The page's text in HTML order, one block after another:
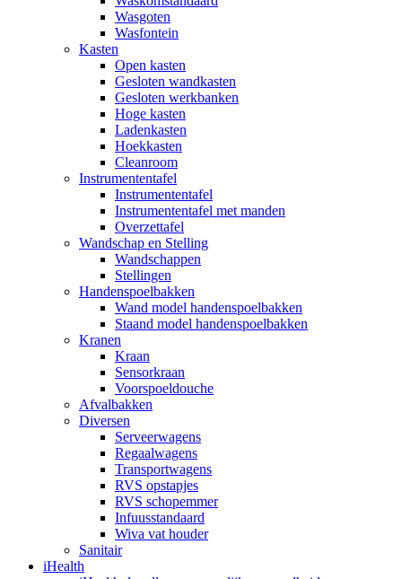
Wasgoten
Wasfontein
Kasten
Open kasten
Gesloten wandkasten
Gesloten werkbanken
Hoge kasten
Ladenkasten
Hoekkasten
Cleanroom
Instrumententafel
Instrumententafel
Instrumententafel met manden
Overzettafel
Wandschap en Stelling
Wandschappen
Stellingen
Handenspoelbakken
Wand model handenspoelbakken
Staand model handenspoelbakken
Kranen
Kraan
Sensorkraan
Voorspoeldouche
Afvalbakken
Diversen
Serveerwagens
Regaalwagens
Transportwagens
RVS opstapjes
RVS schopemmer
Infuusstandaard
Wiva vat houder
Sanitair
iHealth